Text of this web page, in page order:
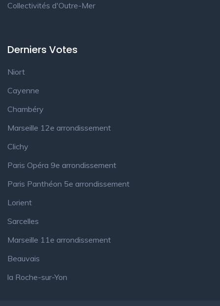
Collectivités d'Outre-Mer
Derniers Votes
Niort
Cayenne
Chambéry
Marseille 12e arrondissement
Clichy
Paris Opéra 9e arrondissement
Paris Panthéon 5e arrondissement
Lorient
Sarcelles
Marseille 11e arrondissement
Beauvais
la Roche-sur-Yon